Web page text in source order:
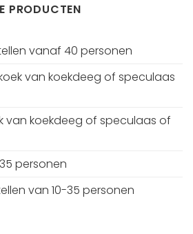
PRODUCTEN
vanaf 40 personen
van koekdeeg of speculaas
van koekdeeg of speculaas of
personen
van 10-35 personen